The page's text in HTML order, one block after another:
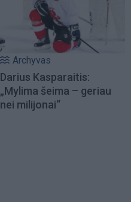
Archyvas
Darius Kasparaitis:
„Mylima šeima – geriau
nei milijonai“